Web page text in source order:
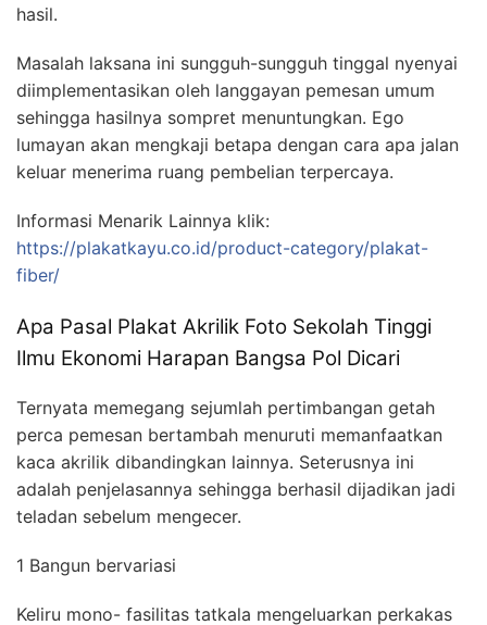
hasil.
Masalah laksana ini sungguh-sungguh tinggal nyenyai
diimplementasikan oleh langgayan pemesan umum
sehingga hasilnya sompret menuntungkan. Ego
lumayan akan mengkaji betapa dengan cara apa jalan
keluar menerima ruang pembelian terpercaya.
Informasi Menarik Lainnya klik:
https://plakatkayu.co.id/product-category/plakat-
fiber/
Apa Pasal Plakat Akrilik Foto Sekolah Tinggi
Ilmu Ekonomi Harapan Bangsa Pol Dicari
Ternyata memegang sejumlah pertimbangan getah
perca pemesan bertambah menuruti memanfaatkan
kaca akrilik dibandingkan lainnya. Seterusnya ini
adalah penjelasannya sehingga berhasil dijadikan jadi
teladan sebelum mengecer.
1 Bangun bervariasi
Keliru mono- fasilitas tatkala mengeluarkan perkakas